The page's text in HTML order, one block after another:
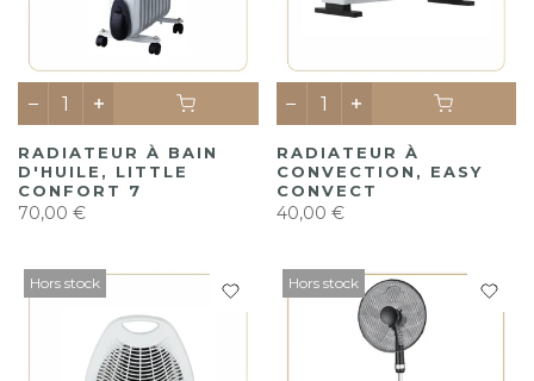
RADIATEUR À BAIN
D'HUILE, LITTLE
CONFORT 7
70,00 €
RADIATEUR À
CONVECTION, EASY
CONVECT
40,00 €
Hors stock Hors stock